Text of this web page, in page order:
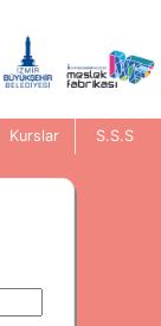
Kurslar S.S.S